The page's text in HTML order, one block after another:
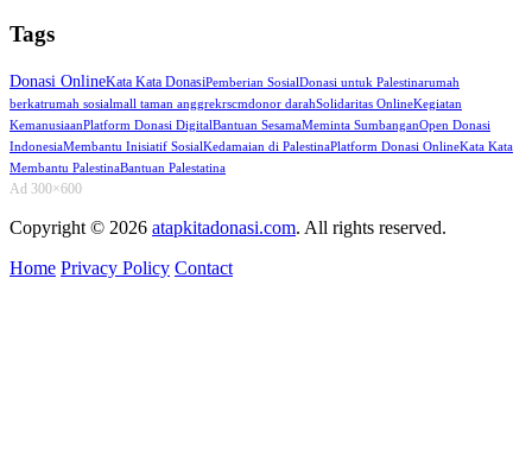
Tags
Donasi OnlineKata Kata DonasiPemberian SosialDonasi untuk Palestinarumah
berkatrumah sosialmall taman anggrekrscmdonor darahSolidaritas OnlineKegiatan
KemanusiaanPlatform Donasi DigitalBantuan SesamaMeminta SumbanganOpen Donasi
IndonesiaMembantu Inisiatif SosialKedamaian di PalestinaPlatform Donasi OnlineKata Kata
Membantu PalestinaBantuan Palestatina
Ad 300×600
Copyright © 2026 atapkitadonasi.com. All rights reserved.
Home Privacy Policy Contact